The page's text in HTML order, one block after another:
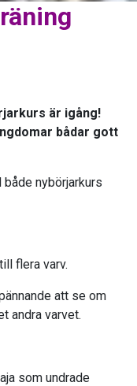
är igång!
bådar gott
nybörjarkurs
flera varv.
att se om
andra varvet.
som undrade